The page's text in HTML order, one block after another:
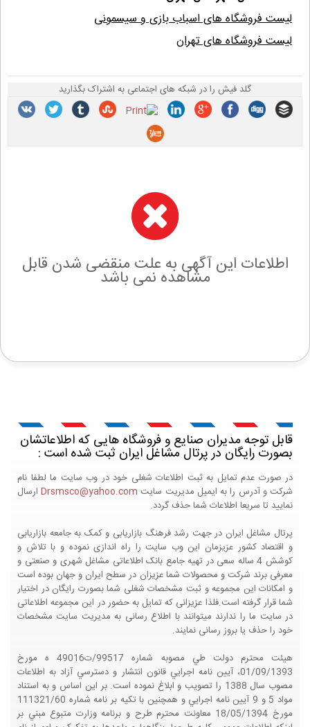
لیست فروشگاه های اسباب بازی و سیسمونی
لیست فروشگاه های تهران
گلد فیش را در شبکه های اجتماعی به اشتراک بگذارید
اطلاعات این آگهی به علت منقضی شدن قابل
مشاهده نمی باشد
قابل توجه مدیران صنایع و فروشگاه هایی که اطلاعاتشان
بصورت رایگان در پرتال مشاغل ایران ثبت شده است :
در صورت عدم تمایل به ثبت اطلاعات شغلی خود در وب سایت ما لطفا نام
شرکت و آدرس را به ایمیل مدیریت سایت Drsmsco@yahoo.comارسال
نمایید تا سریعا اطلاعات شما حذف گردد.
پرتال مشاغل ایران در جهت رشد فرهنگ بازاریابی و کمک به جامعه بازاریابی
و اقتصاد کشور عزیزمان این وب سایت را راه اندازی نموده و با تلاش و
کوشش 4 ساله سعی در تهیه جامع بانک اطلاعاتی مشاغل شهری و صنعتی و
معرفی برند شرکت و محصولات شما عزیزان در سطح ایران و جهان بوده است
و امکانات این مجموعه و ثبت مشخصات شغلی شما بصورت رایگان در اختیار
شما قرار گرفته است.فلذا عزیزانی که تمایل به حضور در این مجموعه اطلاعاتی
در سایت ما را ندارند میتوانند با اطلاع رسانی به مدیریت سایت مشخصات
خود را حذف یا بروز رسانی نمایند.
هيئت محترم دولت طي مصوبه شماره 99517/ت49016 ه مورخ
01/09/1393، آيين نامه اجرايي قانون انتشار و دسترسي آزاد به اطلاعات
مصوب سال 1388 را تصويب و ابلاغ نموده است. بر اين اساس و به استناد
مواد 5 و 9 آيين نامه اجرايي و همچنين با تکيه بر نامه شماره 111321/60
مورخ 18/05/1394 معاونت محترم طرح و برنامه وزارت متبوع مبني بر